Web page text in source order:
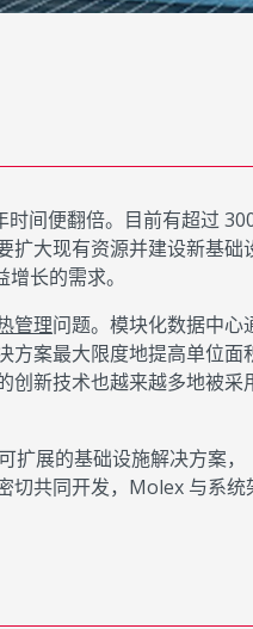
间便翻倍。目前有超过
大现有资源并建设新基础
长的需求。
管理问题。模块化数据中心
案最大限度地提高单位面
新技术也越来越多地被采
展的基础设施解决方案，
共同开发，Molex 与系统